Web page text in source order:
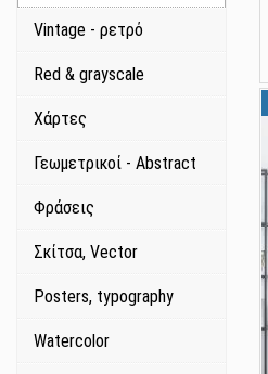
Vintage - ρετρό
Red & grayscale
Χάρτες
Γεωμετρικοί - Abstract
Φράσεις
Σκίτσα, Vector
Posters, typography
Watercolor